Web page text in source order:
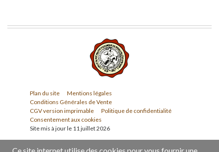
Plan du site
Mentions légales
Conditions Générales de Vente
CGV version imprimable
Politique de confidentialité
Consentement aux cookies
Site mis à jour le 11 juillet 2026